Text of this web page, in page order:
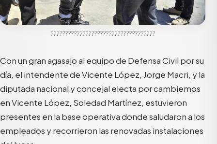
????????????????????????????????????
Con un gran agasajo al equipo de Defensa Civil por su
día, el intendente de Vicente López, Jorge Macri, y la
diputada nacional y concejal electa por cambiemos
en Vicente López, Soledad Martínez, estuvieron
presentes en la base operativa donde saludaron a los
empleados y recorrieron las renovadas instalaciones